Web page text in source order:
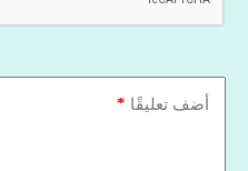
أضف تعليقًا *